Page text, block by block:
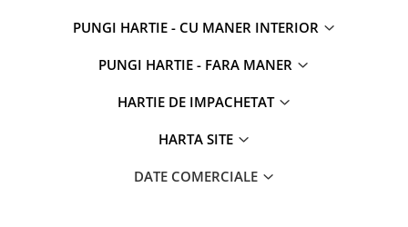
PUNGI HARTIE - CU MANER INTERIOR
PUNGI HARTIE - FARA MANER
HARTIE DE IMPACHETAT
HARTA SITE
DATE COMERCIALE